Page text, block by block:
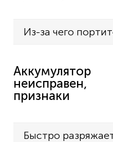
Из-за чего
Аккумулятор
неисправен,
признаки
Быстро